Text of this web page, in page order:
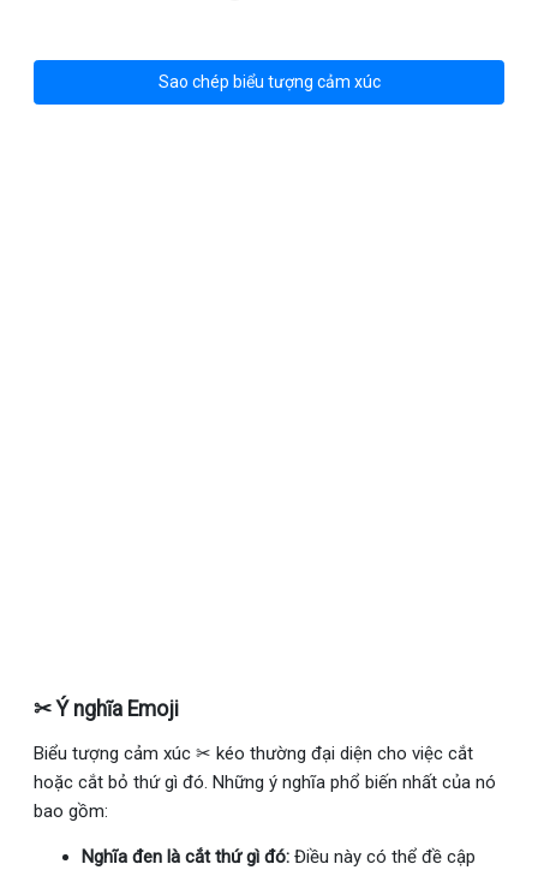
Sao chép biểu tượng cảm xúc
✂ Ý nghĩa Emoji
Biểu tượng cảm xúc ✂ kéo thường đại diện cho việc cắt
hoặc cắt bỏ thứ gì đó. Những ý nghĩa phổ biến nhất của nó
bao gồm:
Nghĩa đen là cắt thứ gì đó: Điều này có thể đề cập